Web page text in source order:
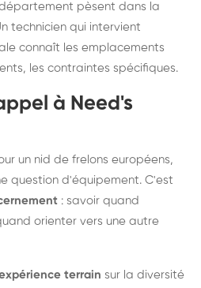
pèsent dans la
technicien qui intervient
connaît les emplacements
les contraintes spécifiques.
à Need's
un nid de frelons européens,
question d'équipement. C'est
: savoir quand
orienter vers une autre
terrain sur la diversité